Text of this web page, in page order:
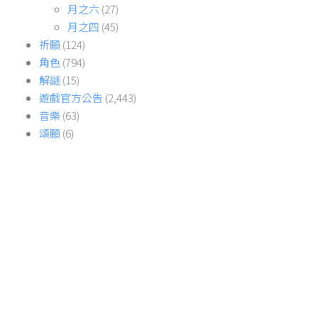
月之六 (27)
月之四 (45)
祈願(124)
角色(794)
解謎(15)
遊戲官方公告 (2,443)
音樂 (63)
頌願(6)